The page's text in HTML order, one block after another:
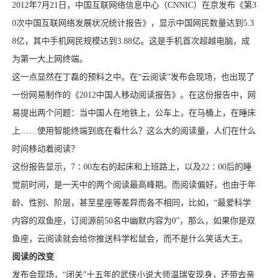
2012年7月21日，中国互联网络信息中心（CNNIC）在京发布《第3
0次中国互联网络发展状况统计报告》，显示中国网民数量达到5.3
8亿，其中手机网民规模达到3.88亿。这是手机首次超越电脑，成
为第一大上网终端。
这一点显然在丁磊的预料之中。在“云阅读”发布会现场，也出现了
一份网易制作的《2012中国人移动阅读报告》。在这份报告中，网
易提出两个问题：当中国人在地铁上，公车上，在马桶上，在睡床
上……使用智能终端到底在看什么？这么大的阅读量，人们在什么
时间移动着阅读？
这份报告显示，7∶00左右的起床和上班路上，以及22∶00后的睡
觉前时间，是一天中的两个阅读最高峰期。而阅读偏好，也由于年
龄、性别、阶层，甚至星座等差异而各不相同，比如，“最爱科学
内容的双鱼座，订阅源前50名中幽默内容为0”，那么，如果你是双
鱼座，云阅读就会给你推送科学松鼠会，而不是什么笑话大王。
阅读的改变
发布会现场，“闭关”十五年的武侠小说大师温瑞安现身，还带去亲